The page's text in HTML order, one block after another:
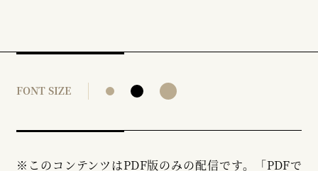
FONT SIZE
※このコンテンツはPDF版のみの配信です。「PDFで